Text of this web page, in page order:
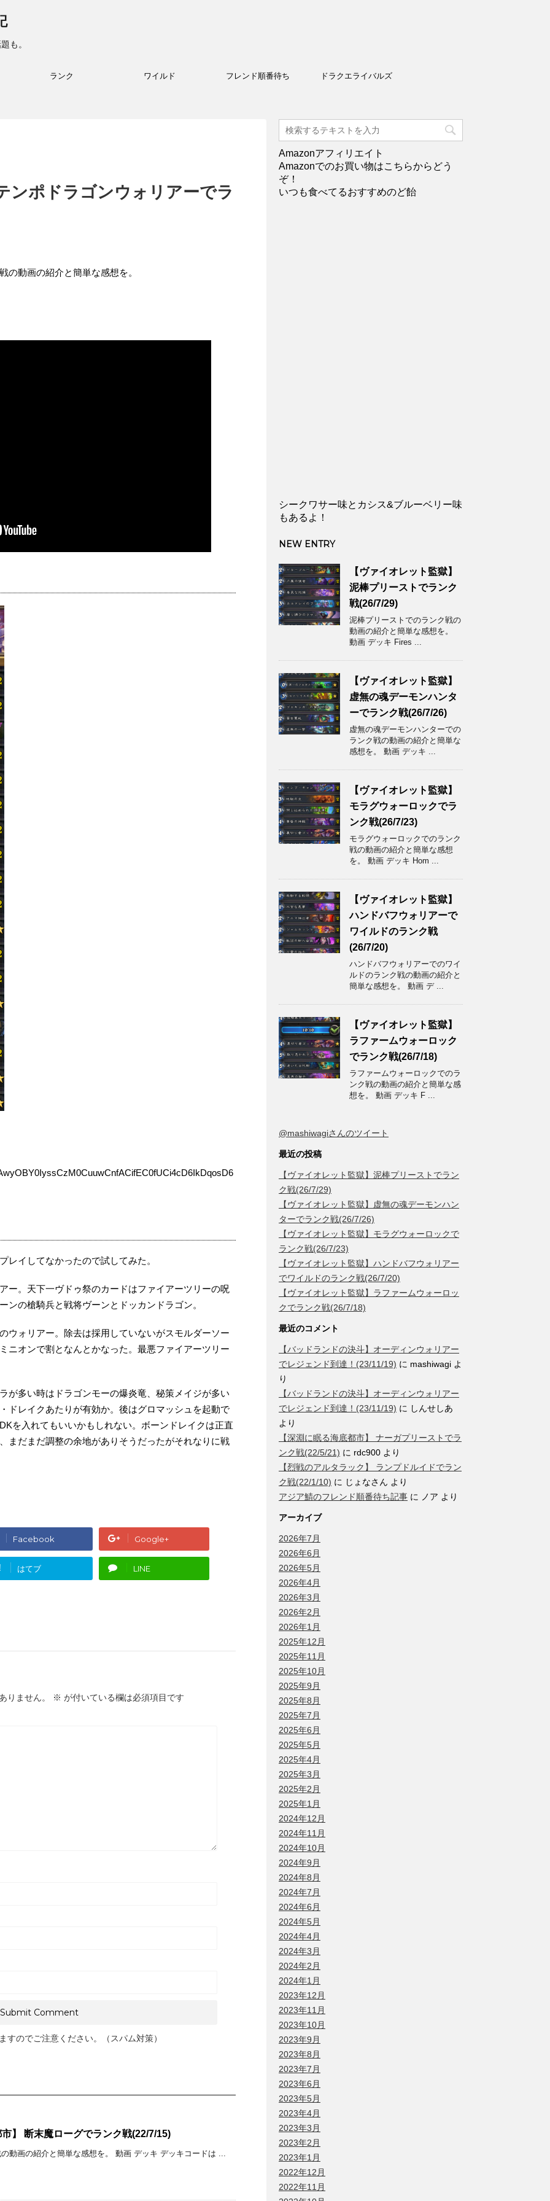
も。
ランク ワイルド フレンド順番待ち ドラクエライバルズ
ンポドラゴンウォリアーでラ
の動画の紹介と簡単な感想を。
レイしてなかったので試してみた。
ー。天下一ヴドゥ祭のカードはファイアーツリーの呪
ンの槍騎兵と戦将ヴーンとドッカンドラゴン。
ウォリアー。除去は採用していないがスモルダーソー
ニオンで割となんとかなった。最悪ファイアーツリー
が多い時はドラゴンモーの爆炎竜、秘策メイジが多い
ドレイクあたりが有効か。後はグロマッシュを起動で
を入れてもいいかもしれない。ボーンドレイクは正直
まだまだ調整の余地がありそうだったがそれなりに戦
Facebook Google+
はてブ LINE
りません。 ※ が付いている欄は必須項目です
すのでご注意ください。（スパム対策）
】 断末魔ローグでランク戦(22/7/15)
動画の紹介と簡単な感想を。 動画 デッキ デッキコードは ...
Amazonアフィリエイト
Amazonでのお買い物はこちらからどう
ぞ！
いつも食べてるおすすめのど飴
シークワサー味とカシス&ブルーベリー味
もあるよ！
NEW ENTRY
【ヴァイオレット監獄】
泥棒プリーストでランク
戦(26/7/29)
泥棒プリーストでのランク戦の
動画の紹介と簡単な感想を。
動画 デッキ Fires ...
【ヴァイオレット監獄】
虚無の魂デーモンハンタ
ーでランク戦(26/7/26)
虚無の魂デーモンハンターでの
ランク戦の動画の紹介と簡単な
感想を。 動画 デッキ ...
【ヴァイオレット監獄】
モラグウォーロックでラ
ンク戦(26/7/23)
モラグウォーロックでのランク
戦の動画の紹介と簡単な感想
を。 動画 デッキ Hom ...
【ヴァイオレット監獄】
ハンドバフウォリアーで
ワイルドのランク戦
(26/7/20)
ハンドバフウォリアーでのワイ
ルドのランク戦の動画の紹介と
簡単な感想を。 動画 デ ...
【ヴァイオレット監獄】
ラファームウォーロック
でランク戦(26/7/18)
ラファームウォーロックでのラ
ンク戦の動画の紹介と簡単な感
想を。 動画 デッキ F ...
@mashiwagiさんのツイート
最近の投稿
【ヴァイオレット監獄】泥棒プリーストでラン
ク戦(26/7/29)
【ヴァイオレット監獄】虚無の魂デーモンハン
ターでランク戦(26/7/26)
【ヴァイオレット監獄】モラグウォーロックで
ランク戦(26/7/23)
【ヴァイオレット監獄】ハンドバフウォリアー
でワイルドのランク戦(26/7/20)
【ヴァイオレット監獄】ラファームウォーロッ
クでランク戦(26/7/18)
最近のコメント
【バッドランドの決斗】オーディンウォリアー
でレジェンド到達！(23/11/19) に mashiwagi よ
り
【バッドランドの決斗】オーディンウォリアー
でレジェンド到達！(23/11/19) に しんせしあ
より
【深淵に眠る海底都市】 ナーガプリーストでラ
ンク戦(22/5/21) に rdc900 より
【烈戦のアルタラック】 ランプドルイドでラン
ク戦(22/1/10) に じょなさん より
アジア鯖のフレンド順番待ち記事 に ノア より
アーカイブ
2026年7月
2026年6月
2026年5月
2026年4月
2026年3月
2026年2月
2026年1月
2025年12月
2025年11月
2025年10月
2025年9月
2025年8月
2025年7月
2025年6月
2025年5月
2025年4月
2025年3月
2025年2月
2025年1月
2024年12月
2024年11月
2024年10月
2024年9月
2024年8月
2024年7月
2024年6月
2024年5月
2024年4月
2024年3月
2024年2月
2024年1月
2023年12月
2023年11月
2023年10月
2023年9月
2023年8月
2023年7月
2023年6月
2023年5月
2023年4月
2023年3月
2023年2月
2023年1月
2022年12月
2022年11月